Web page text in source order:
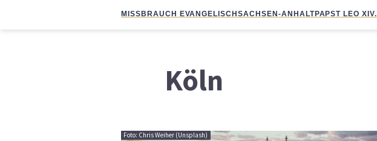
MISSBRAUCH EVANGELISCHSACHSEN-ANHALTPAPST LEO XIV.
Köln
Foto: Chris Weiher (Unsplash)